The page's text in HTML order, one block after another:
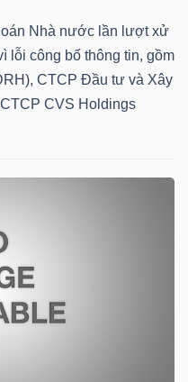
Nhà nước lần lượt xử
lỗi công bố thông tin, gồm
CTCP Đầu tư và Xây
CVS Holdings